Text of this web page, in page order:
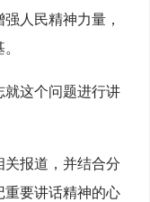
人民精神力量，
就这个问题进行讲
报道，并结合分
重要讲话精神的心